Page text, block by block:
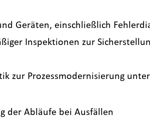
Geräten, einschließlich
Inspektionen zur
zur Prozessmodernisierung
der Abläufe bei Ausfällen